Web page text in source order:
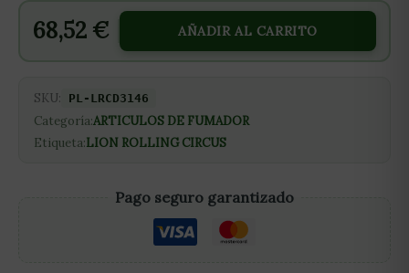
68,52 € AÑADIR AL CARRITO
SKU: PL-LRCD3146
Categoría:ARTICULOS DE FUMADOR
Etiqueta:LION ROLLING CIRCUS
Pago seguro garantizado